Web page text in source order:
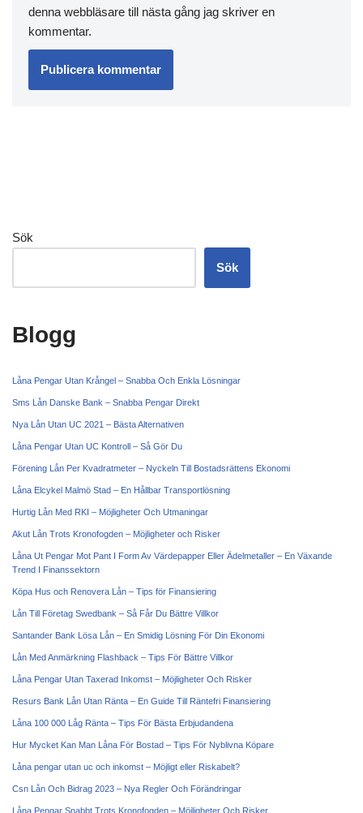
denna webbläsare till nästa gång jag skriver en
kommentar.
Sök
Sök
Blogg
Låna Pengar Utan Krångel – Snabba Och Enkla Lösningar
Sms Lån Danske Bank – Snabba Pengar Direkt
Nya Lån Utan UC 2021 – Bästa Alternativen
Låna Pengar Utan UC Kontroll – Så Gör Du
Förening Lån Per Kvadratmeter – Nyckeln Till Bostadsrättens Ekonomi
Låna Elcykel Malmö Stad – En Hållbar Transportlösning
Hurtig Lån Med RKI – Möjligheter Och Utmaningar
Akut Lån Trots Kronofogden – Möjligheter och Risker
Låna Ut Pengar Mot Pant I Form Av Värdepapper Eller Ädelmetaller – En Växande
Trend I Finanssektorn
Köpa Hus och Renovera Lån – Tips för Finansiering
Lån Till Företag Swedbank – Så Får Du Bättre Villkor
Santander Bank Lösa Lån – En Smidig Lösning För Din Ekonomi
Lån Med Anmärkning Flashback – Tips För Bättre Villkor
Låna Pengar Utan Taxerad Inkomst – Möjligheter Och Risker
Resurs Bank Lån Utan Ränta – En Guide Till Räntefri Finansiering
Låna 100 000 Låg Ränta – Tips För Bästa Erbjudandena
Hur Mycket Kan Man Låna För Bostad – Tips För Nyblivna Köpare
Låna pengar utan uc och inkomst – Möjligt eller Riskabelt?
Csn Lån Och Bidrag 2023 – Nya Regler Och Förändringar
Låna Pengar Snabbt Trots Kronofogden – Möjligheter Och Risker